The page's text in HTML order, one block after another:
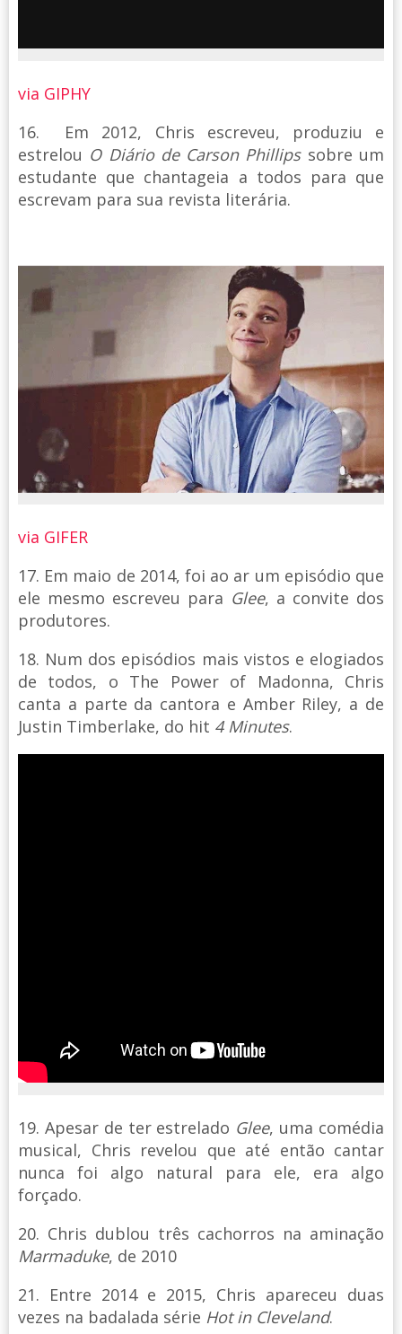
via GIPHY
16. Em 2012, Chris escreveu, produziu e
estrelou O Diário de Carson Phillipssobre um
estudante que chantageia a todos para que
escrevam para sua revista literária.
via GIFER
17. Em maio de 2014, foi ao ar um episódio que
ele mesmo escreveu para Glee, a convite dos
produtores.
18. Num dos episódios mais vistos e elogiados
de todos, o The Power of Madonna, Chris
canta a parte da cantora e Amber Riley, a de
Justin Timberlake, do hit 4 Minutes.
19. Apesar de ter estrelado Glee, uma comédia
musical, Chris revelou que até então cantar
nunca foi algo natural para ele, era algo
forçado.
20. Chris dublou três cachorros na aminação
Marmaduke, de 2010
21. Entre 2014 e 2015, Chris apareceu duas
vezes na badalada série Hot in Cleveland.